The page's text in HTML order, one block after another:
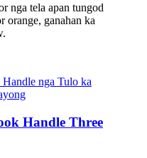
nga tela apan tungod
orange, ganahan ka
Handle Three